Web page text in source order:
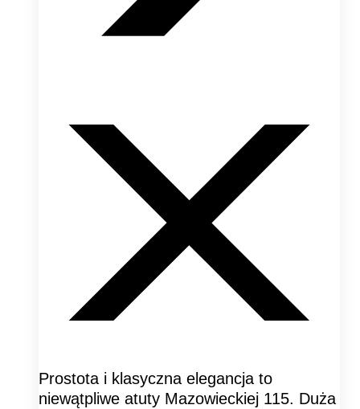
Prostota i klasyczna elegancja to
niewątpliwe atuty Mazowieckiej 115. Duża